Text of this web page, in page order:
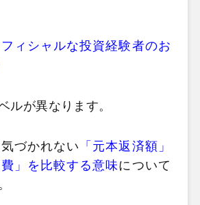
ィシャルな投資経験者のお
ルが異なります。
づかれない
「元本返済額」
」を比較する意味について